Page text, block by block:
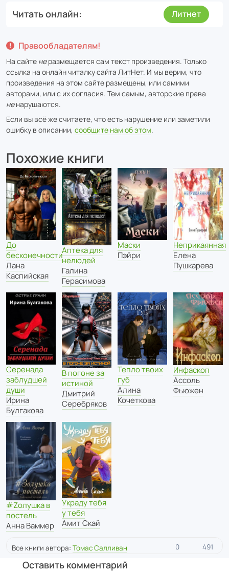
Читать онлайн Литнет
Правообладателям!
На сайте неразмещается сам текст произведения. Только
ссылка на онлайн читалку сайта ЛитНет. И мы верим, что
произведения на этом сайте размещены, или самими
авторами, или с их согласия. Тем самым, авторские права
ненарушаются.
Если вы всё же считаете, что есть нарушение или заметили
ошибку в описании, сообщите нам об этом.
Похожие книги
До
бесконечности
Лана
Каспийская
Аптека для
нелюдей
Галина
Герасимова
Маски
Пэйри
Неприкаянная
Елена
Пушкарева
Серенада
заблудшей
души
Ирина
Булгакова
В погоне за
истиной
Дмитрий
Серебряков
Тепло твоих
губ
Алина
Кочеткова
Инфаскоп
Ассоль
Фьюжен
#Zолушка в
постель
Анна Ваммер
Украду тебя
у тебя
Амит Скай
Все книги автора: Томас Салливан 0 491
Оставить комментарий